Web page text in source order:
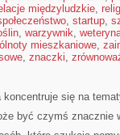
międzyludzkie,
, startup,
, warzywnik,
mieszkaniowe,
, znaczki,
się na
być czymś znacznie